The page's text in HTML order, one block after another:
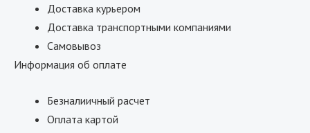
Доставка курьером
Доставка транспортными компаниями
Самовывоз
Информация об оплате
Безналиичный расчет
Оплата картой